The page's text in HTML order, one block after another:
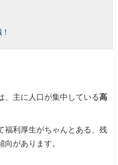
、主に人口が集中している高
福利厚生がちゃんとある、残
があります。